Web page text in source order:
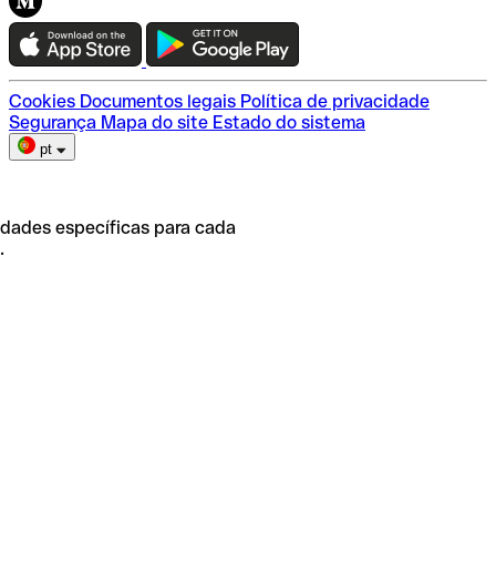
Teste a Qonto
Escolha do plano
Cookies Documentos legais Política de privacidade
Segurança Mapa do site Estado do sistema
pt
específicas para cada